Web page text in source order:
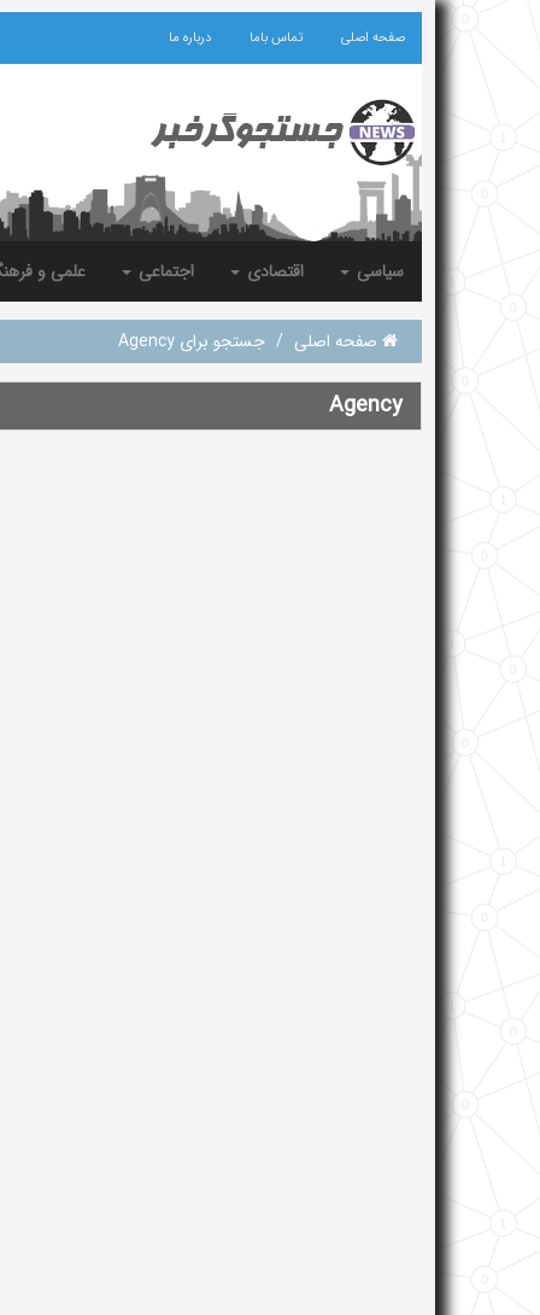
صفحه اصلی تماس باما درباره ما
سیاسی اقتصادی اجتماعی علمی و
صفحه اصلی / جستجو برای Agency
Agency